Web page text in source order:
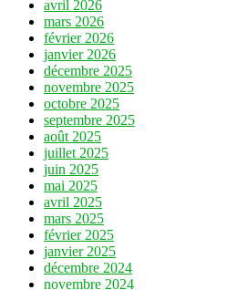
avril 2026
mars 2026
février 2026
janvier 2026
décembre 2025
novembre 2025
octobre 2025
septembre 2025
août 2025
juillet 2025
juin 2025
mai 2025
avril 2025
mars 2025
février 2025
janvier 2025
décembre 2024
novembre 2024